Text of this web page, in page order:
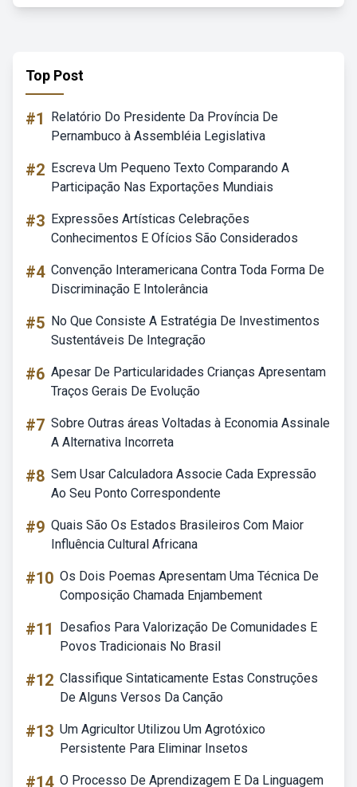
Top Post
#1
Relatório Do Presidente Da Província De
Pernambuco à Assembléia Legislativa
#2 Escreva Um Pequeno Texto Comparando A
Participação Nas Exportações Mundiais
#3 Expressões Artísticas Celebrações
Conhecimentos E Ofícios São Considerados
#4 Convenção Interamericana Contra Toda Forma De
Discriminação E Intolerância
#5 No Que Consiste A Estratégia De Investimentos
Sustentáveis De Integração
#6 Apesar De Particularidades Crianças Apresentam
Traços Gerais De Evolução
#7 Sobre Outras áreas Voltadas à Economia Assinale
A Alternativa Incorreta
#8 Sem Usar Calculadora Associe Cada Expressão
Ao Seu Ponto Correspondente
#9 Quais São Os Estados Brasileiros Com Maior
Influência Cultural Africana
#10 Os Dois Poemas Apresentam Uma Técnica De
Composição Chamada Enjambement
#11
Desafios Para Valorização De Comunidades E
Povos Tradicionais No Brasil
#12 Classifique Sintaticamente Estas Construções
De Alguns Versos Da Canção
#13 Um Agricultor Utilizou Um Agrotóxico
Persistente Para Eliminar Insetos
#14 O Processo De Aprendizagem E Da Linguagem